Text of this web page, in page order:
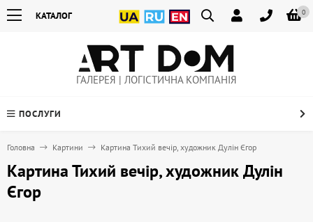
0
КАТАЛОГ
ГАЛЕРЕЯ | ЛОГІСТИЧНА КОМПАНІЯ
ПОСЛУГИ
Головна Картини Картина Тихий вечір, художник Дулін Єгор
Картина Тихий вечір, художник Дулін
Єгор